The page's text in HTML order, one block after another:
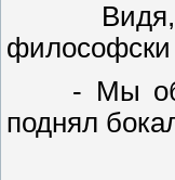
Видя,
философски
- Мы
поднял